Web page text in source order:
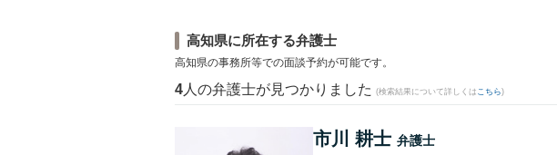
高知県に所在する弁護士
高知県の事務所等での面談予約が可能です。
4 人の弁護士が見つかりました (検索結果について詳しくは こちら)
市川 耕士 弁護士